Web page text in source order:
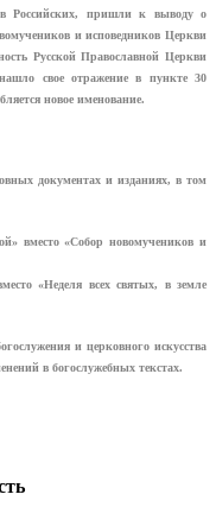
Российских, пришли к выводу о
и исповедников Церкви
Русской Православной Церкви
свое отражение в пункте 30
новое именование.
документах и изданиях, в том
вместо «Собор новомучеников и
«Неделя всех святых, в земле
и церковного искусства
в богослужебных текстах.